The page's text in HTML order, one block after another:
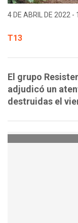
4 DE ABRIL DE 2022 -
T13
El grupo
adjudicó un
destruidas el